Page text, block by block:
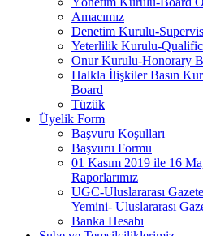
Amacımız
Denetim Kurulu-
Yeterlilik Kurulu-
Onur Kurulu-Honorary
Halkla İlişkiler Basın
Board
Tüzük
Üyelik Form
Başvuru Koşulları
Başvuru Formu
01 Kasım 2019 ile 16
Raporlarımız
UGC-Uluslararası
Yemini- Uluslararası
Banka Hesabı